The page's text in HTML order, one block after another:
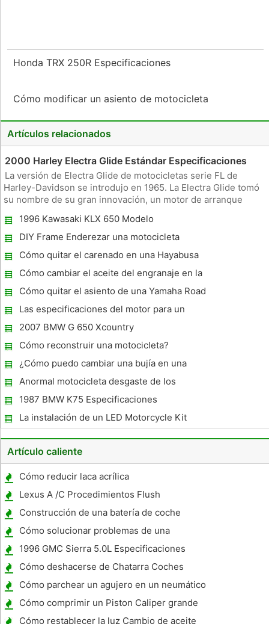
Honda TRX 250R Especificaciones
Cómo modificar un asiento de motocicleta
Artículos relacionados
2000 Harley Electra Glide Estándar Especificaciones
La versión de Electra Glide de motocicletas serie FL de
Harley-Davidson se introdujo en 1965. La Electra Glide tomó
su nombre de su gran innovación, un motor de arranque
Electra Glide estaban equipados con un motor Twin Cam 88
con el montaje
1996 Kawasaki KLX 650 Modelo
Especificaciones
DIY Frame Enderezar una motocicleta
Cómo quitar el carenado en una Hayabusa
2008
Cómo cambiar el aceite del engranaje en la
transmisión de una Harley-Davidson
Cómo quitar el asiento de una Yamaha Road
Star
Las especificaciones del motor para un
1989 Kawasaki ZX7
2007 BMW G 650 Xcountry
Especificaciones
Cómo reconstruir una motocicleta?
¿Cómo puedo cambiar una bujía en una
Yamaha Road Star ?
Anormal motocicleta desgaste de los
neumáticos
1987 BMW K75 Especificaciones
La instalación de un LED Motorcycle Kit
Artículo caliente
Cómo reducir laca acrílica
Lexus A /C Procedimientos Flush
Construcción de una batería de coche
Cómo solucionar problemas de una
inyección de combustible Diesel
1996 GMC Sierra 5.0L Especificaciones
Cómo deshacerse de Chatarra Coches
Cómo parchear un agujero en un neumático
en un Subaru Outback
Cómo comprimir un Piston Caliper grande
para los frenos de disco en un Honda
Cómo restablecer la luz Cambio de aceite